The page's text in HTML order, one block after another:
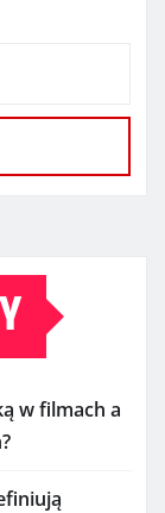
w filmach a